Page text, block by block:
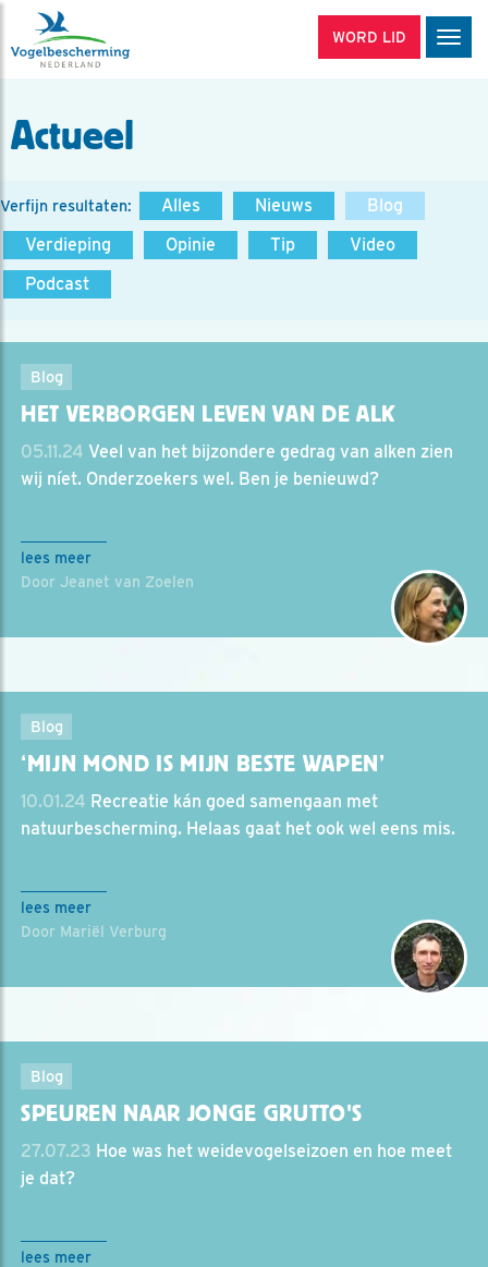
WORD LID
Actueel
Verfijn resultaten: Alles Nieuws
Blog
Verdieping
Opinie Tip
Video
Podcast
Blog
HET VERBORGEN LEVEN VAN DE ALK
05.11.24 Veel van het bijzondere gedrag van alken zien
wij níet. Onderzoekers wel. Ben je benieuwd?
lees meer
Door Jeanet van Zoelen
Blog
‘MIJN MOND IS MIJN BESTE WAPEN’
10.01.24 Recreatie kán goed samengaan met
natuurbescherming. Helaas gaat het ook wel eens mis.
lees meer
Door Mariël Verburg
Blog
SPEUREN NAAR JONGE GRUTTO'S
27.07.23 Hoe was het weidevogelseizoen en hoe meet
je dat?
lees meer